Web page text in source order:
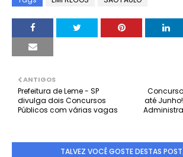
Concurso
até
ANTIGOS
Prefeitura de Leme - SP
divulga dois Concursos
Públicos com várias vagas
TALVEZ VOCÊ GOSTE DESTAS